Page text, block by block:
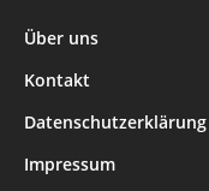
Über uns
Kontakt
Datenschutzerklärung
Impressum